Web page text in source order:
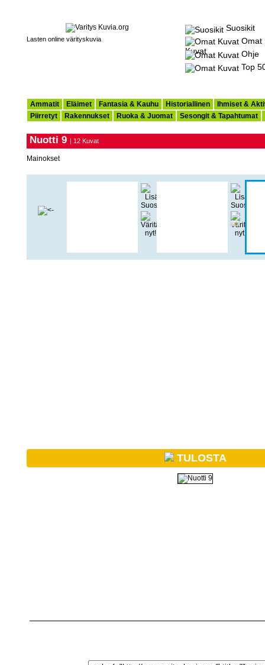
Lasten online värityskuvia
Suosikit
Omat
Kuvat
Ohje
Top
Ammatit Eläimet Fantasia & Kauhu Historiallinen
Ihmiset &
Piirretyt
Rakennukset Ruoka & Juomat Sesongit & Tapahtumat
Nuotti 9 | 12 Kuvat
Mainokset
TULOSTA